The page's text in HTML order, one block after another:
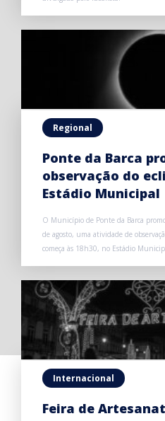
Regional
Ponte da Barca
observação do
Estádio Municipal
O Município de Ponte da Barca
de agosto, uma atividade de
começa às 18h30, no Estádio
Internacional
Feira de